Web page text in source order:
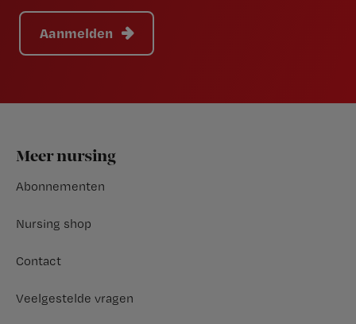
Aanmelden
Footer
Meer nursing
Abonnementen
Nursing shop
Contact
Veelgestelde vragen